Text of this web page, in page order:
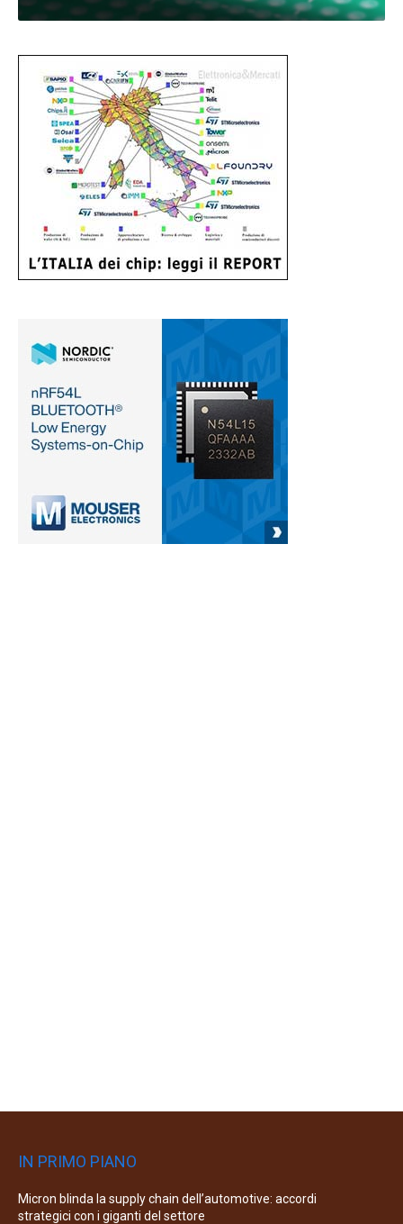
IN PRIMO PIANO
Micron blinda la supply chain dell’automotive: accordi
strategici con i giganti del settore